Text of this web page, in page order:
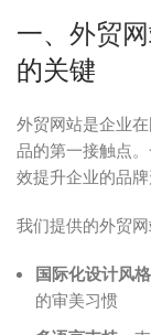
一、 外贸
的关键
外贸网站是企业
品的第一接触点
效提升企业的品牌
我们提供的外贸
国际化设计风格
的审美习惯